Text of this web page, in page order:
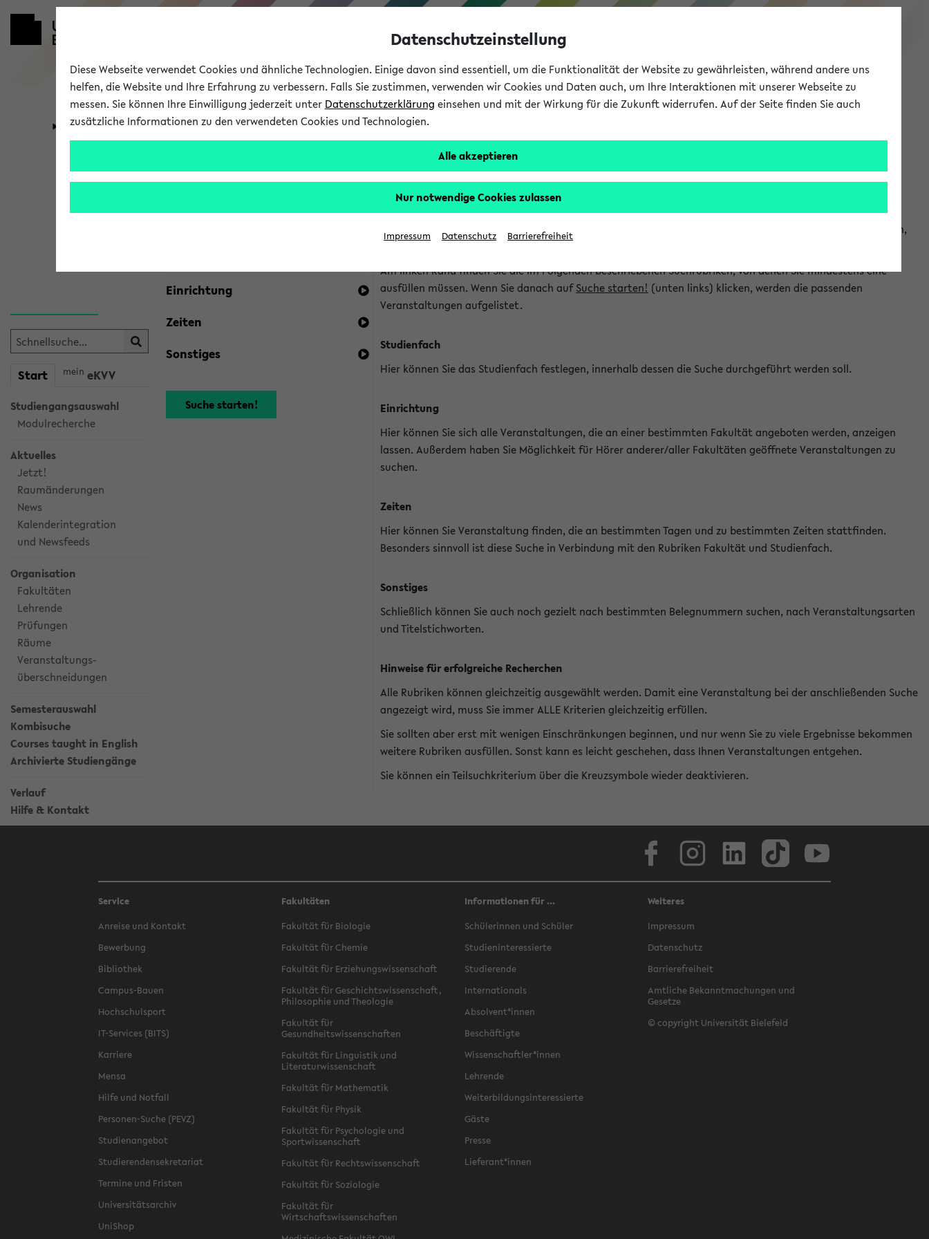
eKVV
Universität Forschung Studium
Start mein eKVV
Studiengangsauswahl
Modulrecherche
Aktuelles
Jetzt!
Raumänderungen
News
Kalenderintegration
und Newsfeeds
Organisation
Fakultäten
Lehrende
Prüfungen
Räume
Veranstaltungs-
überschneidungen
Semesterauswahl
Kombisuche
Courses taught in English
Archivierte Studiengänge
Verlauf
Hilfe & Kontakt
Kombisuche im eKVV
Ihre Suchkriterien:
Einrichtung
Zeiten
Sonstiges
Hinweise zur Kombisuche
Sie können das eKVV nach diversen Kriterien durchsuchen und so gezielt die Veranstaltungen heraussuchen,
die für Sie interessant sind.
Am linken Rand finden Sie die im Folgenden beschriebenen Suchrubriken, von denen Sie mindestens eine
ausfüllen müssen. Wenn Sie danach aufSuche starten! (unten links) klicken, werden die passenden
Veranstaltungen aufgelistet.
Studienfach
Hier können Sie das Studienfach festlegen, innerhalb dessen die Suche durchgeführt werden soll.
Einrichtung
Hier können Sie sich alle Veranstaltungen, die an einer bestimmten Fakultät angeboten werden, anzeigen
lassen. Außerdem haben Sie Möglichkeit für Hörer anderer/aller Fakultäten geöffnete Veranstaltungen zu
suchen.
Zeiten
Hier können Sie Veranstaltung finden, die an bestimmten Tagen und zu bestimmten Zeiten stattfinden.
Besonders sinnvoll ist diese Suche in Verbindung mit den Rubriken Fakultät und Studienfach.
Sonstiges
Schließlich können Sie auch noch gezielt nach bestimmten Belegnummern suchen, nach Veranstaltungsarten
und Titelstichworten.
Hinweise für erfolgreiche Recherchen
Alle Rubriken können gleichzeitig ausgewählt werden. Damit eine Veranstaltung bei der anschließenden Suche
angezeigt wird, muss Sie immer ALLE Kriterien gleichzeitig erfüllen.
Sie sollten aber erst mit wenigen Einschränkungen beginnen, und nur wenn Sie zu viele Ergebnisse bekommen
weitere Rubriken ausfüllen. Sonst kann es leicht geschehen, dass Ihnen Veranstaltungen entgehen.
Sie können ein Teilsuchkriterium über die Kreuzsymbole wieder deaktivieren.
Service
Anreise und Kontakt
Bewerbung
Bibliothek
Campus-Bauen
Hochschulsport
IT-Services (BITS)
Karriere
Mensa
Hilfe und Notfall
Personen-Suche (PEVZ)
Studienangebot
Studierendensekretariat
Termine und Fristen
Universitätsarchiv
UniShop
Fakultäten
Fakultät für Biologie
Fakultät für Chemie
Fakultät für Erziehungswissenschaft
Fakultät für Geschichtswissenschaft,
Philosophie und Theologie
Fakultät für
Gesundheitswissenschaften
Fakultät für Linguistik und
Literaturwissenschaft
Fakultät für Mathematik
Fakultät für Physik
Fakultät für Psychologie und
Sportwissenschaft
Fakultät für Rechtswissenschaft
Fakultät für Soziologie
Fakultät für
Wirtschaftswissenschaften
Informationen für ...
Schülerinnen und Schüler
Studieninteressierte
Studierende
Internationals
Absolvent*innen
Beschäftigte
Wissenschaftler*innen
Lehrende
Weiterbildungsinteressierte
Gäste
Presse
Lieferant*innen
Weiteres
Impressum
Datenschutz
Barrierefreiheit
Amtliche Bekanntmachungen und
Gesetze
© copyright Universität Bielefeld
Datenschutzeinstellung
Diese Webseite verwendet Cookies und ähnliche Technologien. Einige davon sind essentiell, um die Funktionalität der Website zu gewährleisten, während andere uns
helfen, die Website und Ihre Erfahrung zu verbessern. Falls Sie zustimmen, verwenden wir Cookies und Daten auch, um Ihre Interaktionen mit unserer Webseite zu
messen. Sie können Ihre Einwilligung jederzeit unter Datenschutzerklärung einsehen und mit der Wirkung für die Zukunft widerrufen. Auf der Seite finden Sie auch
zusätzliche Informationen zu den verwendeten Cookies und Technologien.
Alle akzeptieren
Nur notwendige Cookies zulassen
Impressum Datenschutz Barrierefreiheit